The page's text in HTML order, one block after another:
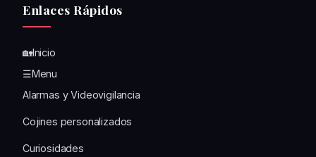
Enlaces Rápidos
🏡Inicio
☰Menu
Alarmas y Videovigilancia
Cojines personalizados
Curiosidades